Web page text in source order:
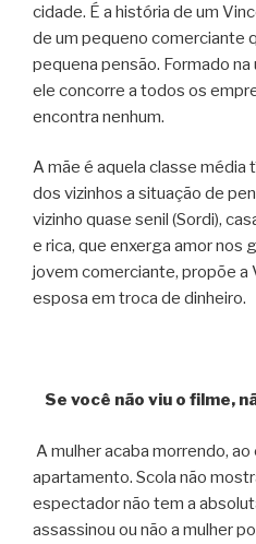
cidade. É a história de um
de um pequeno comerciante
pequena pensão. Formado
ele concorre a todos os
encontra nenhum.
A mãe é aquela classe
dos vizinhos a situação de
vizinho quase senil (Sordi),
e rica, que enxerga amor nos
jovem comerciante, propõe a
esposa em troca de dinheiro.
Se você não viu o filme,
A mulher acaba morrendo, ao
apartamento. Scola não
espectador não tem a
assassinou ou não a mulher